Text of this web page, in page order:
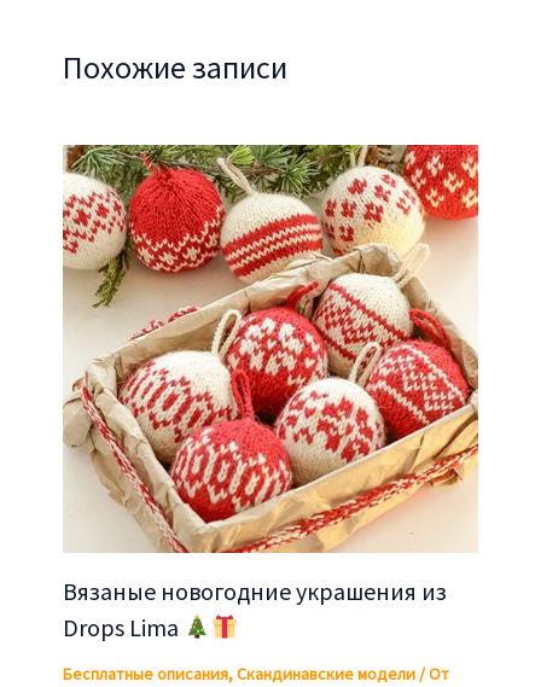
Похожие записи
Вязаные новогодние украшения из
Drops Lima
Бесплатные описания,Скандинавские модели/ От